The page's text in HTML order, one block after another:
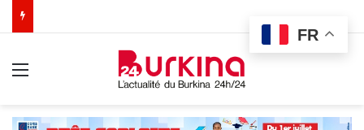
FR